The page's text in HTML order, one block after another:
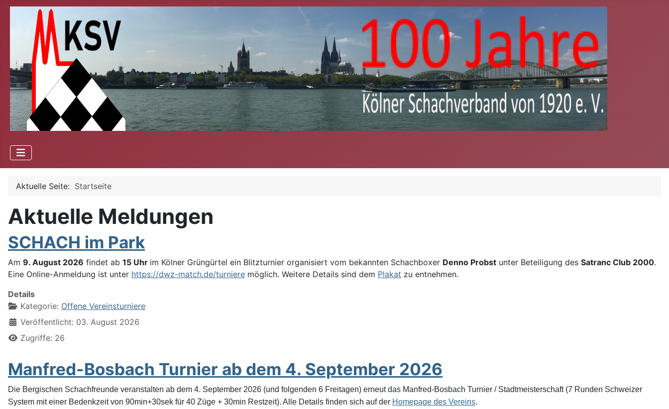
Aktuelle Seite: Startseite
Aktuelle Meldungen
SCHACH im Park
Am 9. August 2026 findet ab 15 Uhr im Kölner Grüngürtel ein Blitzturnier organisiert vom bekannten Schachboxer Denno Probst unter Beteiligung des Satranc Club 2000.
Eine Online-Anmeldung ist unter https://dwz-match.de/turniere möglich. Weitere Details sind dem Plakat zu entnehmen.
Details
Kategorie: Offene Vereinsturniere
Veröffentlicht: 03. August 2026
Zugriffe: 26
Manfred-Bosbach Turnier ab dem 4. September 2026
Die Bergischen Schachfreunde veranstalten ab dem 4. September 2026 (und folgenden 6 Freitagen) erneut das Manfred-Bosbach Turnier / Stadtmeisterschaft (7 Runden Schweizer
System mit einer Bedenkzeit von 90min+30sek für 40 Züge + 30min Restzeit). Alle Details finden sich auf der Homepage des Vereins.